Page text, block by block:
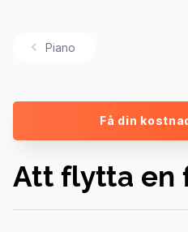
Piano
Få din
Att flytta en